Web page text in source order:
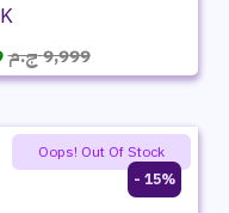
9,999ج.م
15% -
Oops! Out Of Stock